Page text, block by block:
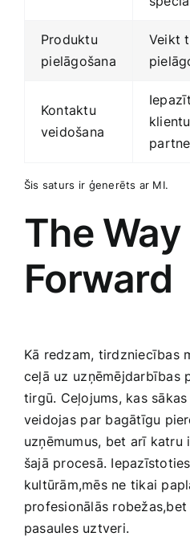
Produktu
⁤pielāgošana
Veikt​
Kontaktu⁣
veidošana
Šis saturs⁢ ir ģenerēts ‌ar MI.
The Way
Forward
Kā redzam, tirdzniecības
ceļā uz ⁣uzņēmējdarbības
tirgū. Ceļojums, kas
veidojas ⁤par bagātīgu
uzņēmumus, bet‌ arī katru
šajā procesā.
kultūrām,mēs‍ ne tikai
profesionālās
pasaules​ uztveri.‍